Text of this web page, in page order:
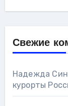
Свежие
Надежда
курорты